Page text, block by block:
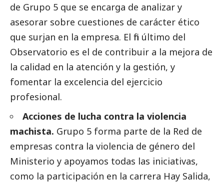
de Grupo 5 que se encarga de analizar y
asesorar sobre cuestiones de carácter ético
que surjan en la empresa. El fin último del
Observatorio es el de contribuir a la mejora de
la calidad en la atención y la gestión, y
fomentar la excelencia del ejercicio
profesional.
Acciones de lucha contra la violencia
machista. Grupo 5 forma parte de la Red de
empresas contra la violencia de género del
Ministerio y apoyamos todas las iniciativas,
como la participación en la carrera Hay Salida,